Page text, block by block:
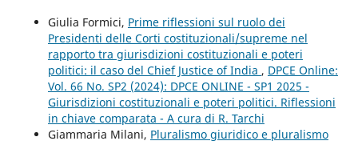
Giulia Formici, Prime riflessioni sul ruolo dei
Presidenti delle Corti costituzionali/supreme nel
rapporto tra giurisdizioni costituzionali e poteri
politici: il caso del Chief Justice of India , DPCE Online:
Vol. 66 No. SP2 (2024): DPCE ONLINE - SP1 2025 -
Giurisdizioni costituzionali e poteri politici. Riflessioni
in chiave comparata - A cura di R. Tarchi
Giammaria Milani, Pluralismo giuridico e pluralismo